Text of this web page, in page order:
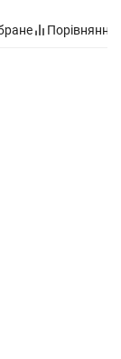
Порівняння